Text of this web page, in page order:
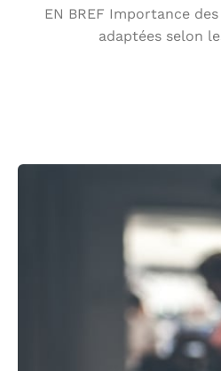
EN BREF Importance
adaptées selon